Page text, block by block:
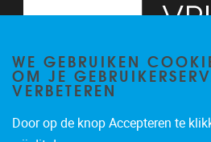
WE GEBRUIKEN
OM JE
VERBETEREN
Door op de knop Accepteren te